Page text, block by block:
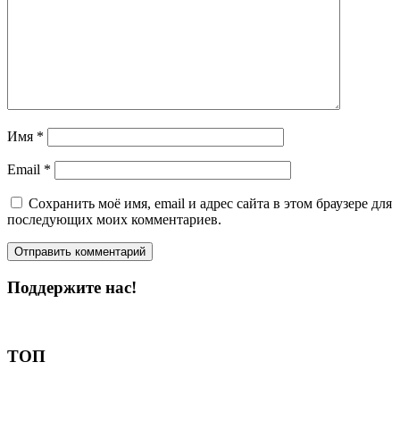
Имя *
Email *
Сохранить моё имя, email и адрес сайта в этом браузере для
последующих моих комментариев.
Поддержите нас!
ТОП